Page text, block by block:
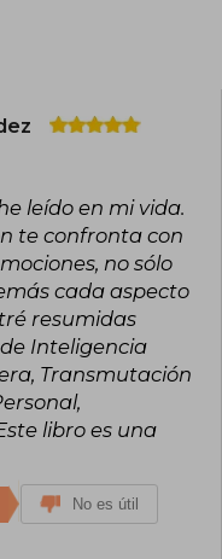
III), Amistad con Dios,
que unifica creencias
uno con Dios y con
global,
figurado en la lista de
Times, y en 2007 su
con gran repercusión.
sus textos están
no están ligados a
invitando a una
personal y
es fundador del
Humanidad”,
nuevas creencias de
interior.
leído en mi vida.
te confronta con
no sólo
cada aspecto
resumidas
Inteligencia
Transmutación
libro es una
No es útil